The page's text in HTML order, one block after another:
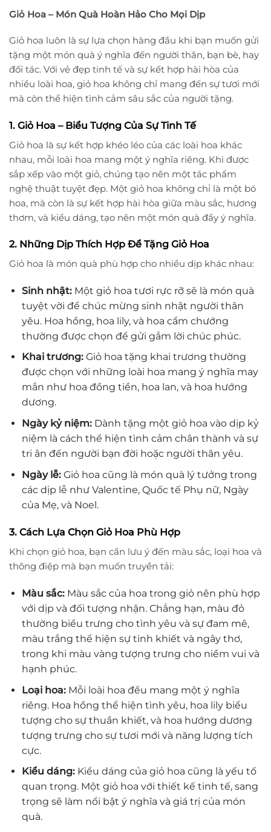
Giỏ Hoa – Món Quà Hoàn Hảo Cho Mọi Dịp
Giỏ hoa luôn là sự lựa chọn hàng đầu khi bạn muốn gửi
tặng một món quà ý nghĩa đến người thân, bạn bè, hay
đối tác. Với vẻ đẹp tinh tế và sự kết hợp hài hòa của
nhiều loài hoa, giỏ hoa không chỉ mang đến sự tươi mới
mà còn thể hiện tình cảm sâu sắc của người tặng.
1. Giỏ Hoa – Biểu Tượng Của Sự Tinh Tế
Giỏ hoa là sự kết hợp khéo léo của các loài hoa khác
nhau, mỗi loài hoa mang một ý nghĩa riêng. Khi được
sắp xếp vào một giỏ, chúng tạo nên một tác phẩm
nghệ thuật tuyệt đẹp. Một giỏ hoa không chỉ là một bó
hoa, mà còn là sự kết hợp hài hòa giữa màu sắc, hương
thơm, và kiểu dáng, tạo nên một món quà đầy ý nghĩa.
2. Những Dịp Thích Hợp Để Tặng Giỏ Hoa
Giỏ hoa là món quà phù hợp cho nhiều dịp khác nhau:
Sinh nhật:Một giỏ hoa tươi rực rỡ sẽ là món quà
tuyệt vời để chúc mừng sinh nhật người thân
yêu. Hoa hồng, hoa lily, và hoa cẩm chướng
thường được chọn để gửi gắm lời chúc phúc.
Khai trương:Giỏ hoa tặng khai trương thường
được chọn với những loài hoa mang ý nghĩa may
mắn như hoa đồng tiền, hoa lan, và hoa hướng
dương.
Ngày kỷ niệm:Dành tặng một giỏ hoa vào dịp kỷ
niệm là cách thể hiện tình cảm chân thành và sự
tri ân đến người bạn đời hoặc người thân yêu.
Ngày lễ:Giỏ hoa cũng là món quà lý tưởng trong
các dịp lễ như Valentine, Quốc tế Phụ nữ, Ngày
của Mẹ, và Noel.
3. Cách Lựa Chọn Giỏ Hoa Phù Hợp
Khi chọn giỏ hoa, bạn cần lưu ý đến màu sắc, loại hoa và
thông điệp mà bạn muốn truyền tải:
Màu sắc:Màu sắc của hoa trong giỏ nên phù hợp
với dịp và đối tượng nhận. Chẳng hạn, màu đỏ
thường biểu trưng cho tình yêu và sự đam mê,
màu trắng thể hiện sự tinh khiết và ngây thơ,
trong khi màu vàng tượng trưng cho niềm vui và
hạnh phúc.
Loại hoa:Mỗi loài hoa đều mang một ý nghĩa
riêng. Hoa hồng thể hiện tình yêu, hoa lily biểu
tượng cho sự thuần khiết, và hoa hướng dương
tượng trưng cho sự tươi mới và năng lượng tích
cực.
Kiểu dáng:Kiểu dáng của giỏ hoa cũng là yếu tố
quan trọng. Một giỏ hoa với thiết kế tinh tế, sang
trọng sẽ làm nổi bật ý nghĩa và giá trị của món
quà.